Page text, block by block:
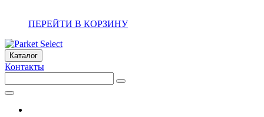
ПЕРЕЙТИ В КОРЗИНУ
Каталог
Контакты